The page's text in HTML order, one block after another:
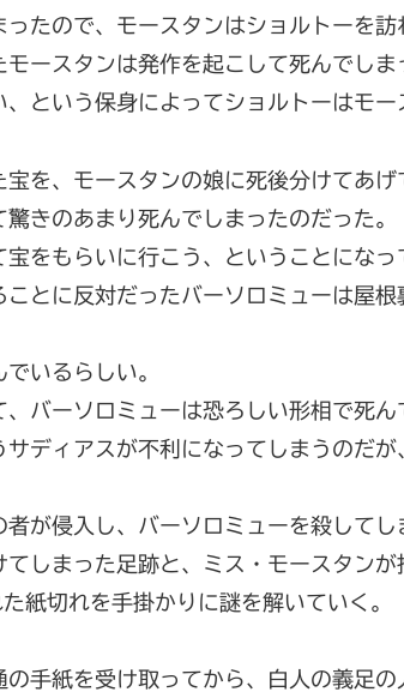
たので、モースタンはショルトーを訪
ースタンは発作を起こして死んでしま
という保身によってショルトーはモー
を、モースタンの娘に死後分けてあ
きのあまり死んでしまったのだった。
をもらいに行こう、ということになっ
とに反対だったバーソロミューは屋根
いるらしい。
バーソロミューは恐ろしい形相で死ん
ディアスが不利になってしまうのだ
が侵入し、バーソロミューを殺してし
しまった足跡と、ミス・モースタン
紙切れを手掛かりに謎を解いていく。
手紙を受け取ってから、白人の義足